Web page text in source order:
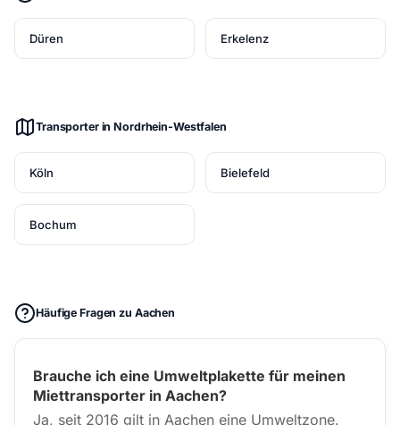
Düren Erkelenz
Transporter in Nordrhein-Westfalen
Köln Bielefeld
Bochum
Häufige Fragen zu Aachen
Brauche ich eine Umweltplakette für meinen
Miettransporter in Aachen?
Ja, seit 2016 gilt in Aachen eine Umweltzone.